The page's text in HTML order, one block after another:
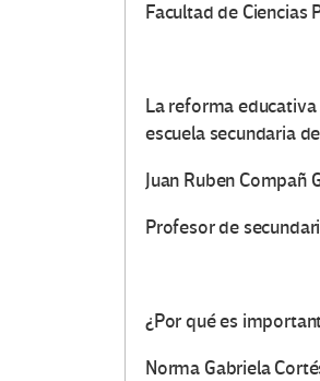
Facultad de Ciencias
La reforma
escuela secundaria
Juan Ruben Compañ
Profesor de
¿Por qué es
Norma Gabriela